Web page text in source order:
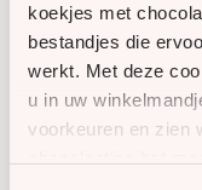
koekjes met
bestandjes die
werkt. Met deze
u in uw
voorkeuren en zien
Glutenvrij
Lactosevrij